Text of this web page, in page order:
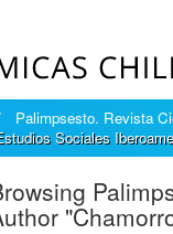
Palimpsesto. Revista
Sociales